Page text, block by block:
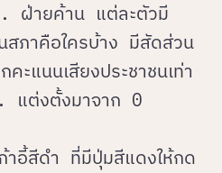
ฝ่ายค้าน แต่ละตัวมี
สภาคือใครบ้าง มีสัดส่วน
ะแนนเสียงประชาชนเท่า
แต่งตั้งมาจาก 0
าอี้สีดำ ที่มีปุ่มสีแดงให้กด